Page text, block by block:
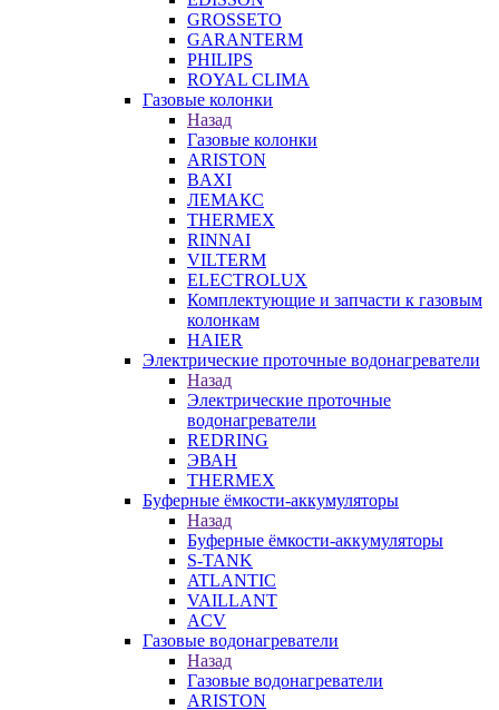
GROSSETO
GARANTERM
PHILIPS
ROYAL CLIMA
Газовые колонки
Назад
Газовые колонки
ARISTON
BAXI
ЛЕМАКС
THERMEX
RINNAI
VILTERM
ELECTROLUX
Комплектующие и запчасти к газовым
колонкам
HAIER
Электрические проточные водонагреватели
Назад
Электрические проточные
водонагреватели
REDRING
ЭВАН
THERMEX
Буферные ёмкости-аккумуляторы
Назад
Буферные ёмкости-аккумуляторы
S-TANK
ATLANTIC
VAILLANT
ACV
Газовые водонагреватели
Назад
Газовые водонагреватели
ARISTON